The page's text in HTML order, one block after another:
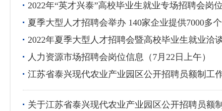
2022年“英才兴泰”高校毕业生就业专场招聘会岗
夏季大型人才招聘会举办 140家企业提供7000多
2022年夏季大型人才招聘会暨高校毕业生就业洽
人力资源市场招聘会岗位信息（7月22日上午）
江苏省泰兴现代农业产业园区公开招聘员额制工
关于江苏省泰兴现代农业产业园区公开招聘员额